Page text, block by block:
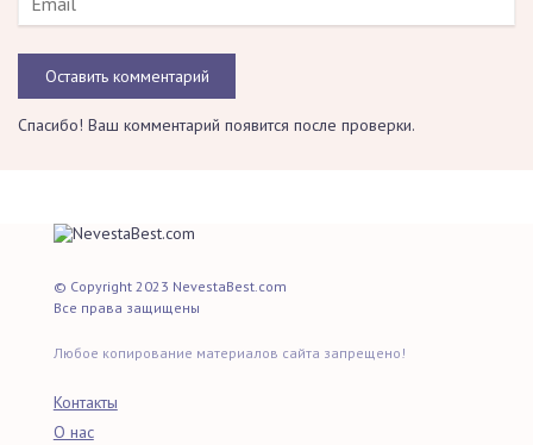
Оставить комментарий
Спасибо! Ваш комментарий появится после проверки.
© Copyright 2023 NevestaBest.com
Все права защищены
Любое копирование материалов сайта запрещено!
Контакты
О нас